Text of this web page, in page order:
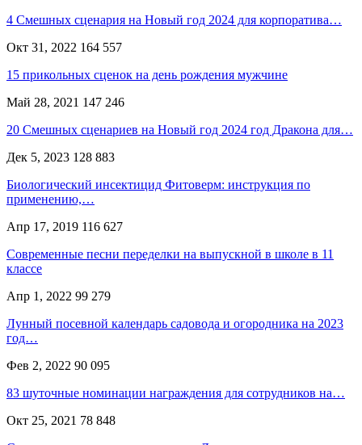
4 Смешных сценария на Новый год 2024 для корпоратива…
Окт 31, 2022 164 557
15 прикольных сценок на день рождения мужчине
Май 28, 2021 147 246
20 Смешных сценариев на Новый год 2024 год Дракона для…
Дек 5, 2023 128 883
Биологический инсектицид Фитоверм: инструкция по
применению,…
Апр 17, 2019 116 627
Современные песни переделки на выпускной в школе в 11
классе
Апр 1, 2022 99 279
Лунный посевной календарь садовода и огородника на 2023
год…
Фев 2, 2022 90 095
83 шуточные номинации награждения для сотрудников на…
Окт 25, 2021 78 848